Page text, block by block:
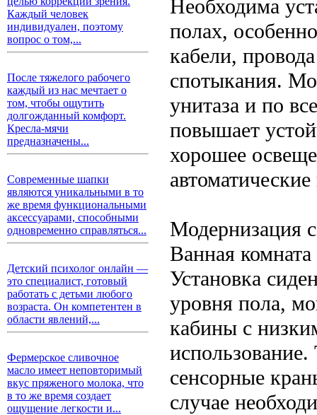
Каждый человек
индивидуален, поэтому
вопрос о том,...
После тяжелого рабочего
каждый из нас мечтает о
том, чтобы ощутить
долгожданный комфорт.
Кресла-мячи
предназначены...
Современные шапки
являются уникальными в то
же время функциональными
аксессуарами, способными
одновременно справляться...
Детский психолог онлайн —
это специалист, готовый
работать с детьми любого
возраста. Он компетентен в
области явлений,...
Фермерское сливочное
масло имеет неповторимый
вкус пряженого молока, что
в то же время создает
ощущение легкости и...
Необходима
полах,
кабели,
спотыкания.
унитаза и по
повышает
хорошее
Модернизация
Ванная
Установка
уровня пола,
кабины с
использование.
сенсорные
случае